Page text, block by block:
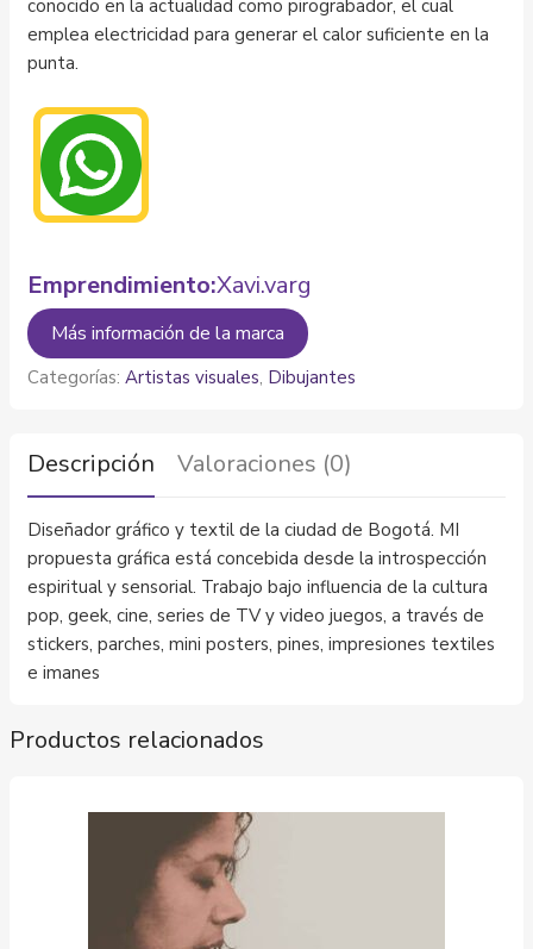
conocido en la actualidad como pirograbador, el cual
emplea electricidad para generar el calor suficiente en la
punta.
Emprendimiento:Xavi.varg
Más información de la marca
Categorías: Artistas visuales, Dibujantes
Descripción Valoraciones (0)
Diseñador gráfico y textil de la ciudad de Bogotá. MI
propuesta gráfica está concebida desde la introspección
espiritual y sensorial. Trabajo bajo influencia de la cultura
pop, geek, cine, series de TV y video juegos, a través de
stickers, parches, mini posters, pines, impresiones textiles
e imanes
Productos relacionados